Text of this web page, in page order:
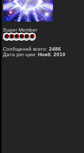
Super Member
Сообщений всего: 2486
Дата рег-ции: Нояб. 2010